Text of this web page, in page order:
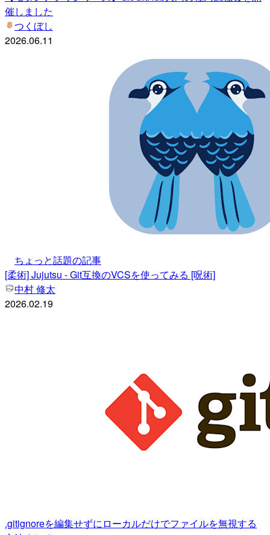
催しました
つくぼし
2026.06.11
ちょっと話題の記事
[柔術] Jujutsu - Git互換のVCSを使ってみる [呪術]
中村 修太
2026.02.19
.gitignoreを編集せずにローカルだけでファイルを無視する